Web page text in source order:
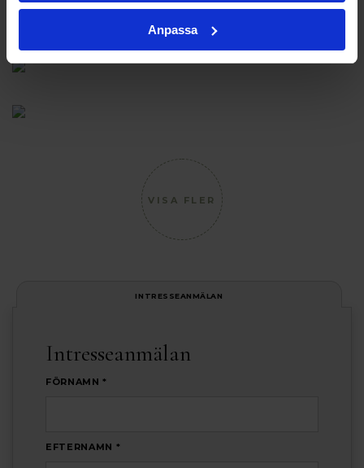
Anpassa
VISA FLER
INTRESSEANMÄLAN
Intresseanmälan
FÖRNAMN *
EFTERNAMN *